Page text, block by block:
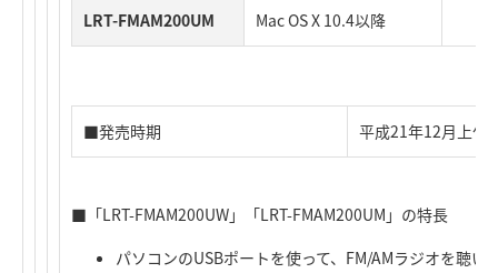
LRT-FMAM200UM Mac OS X 10.4以降
■発売時期 平成21年12月上旬
■「LRT-FMAM200UW」「LRT-FMAM200UM」の特長
パソコンのUSBポートを使って、FM/AMラジオを聴い